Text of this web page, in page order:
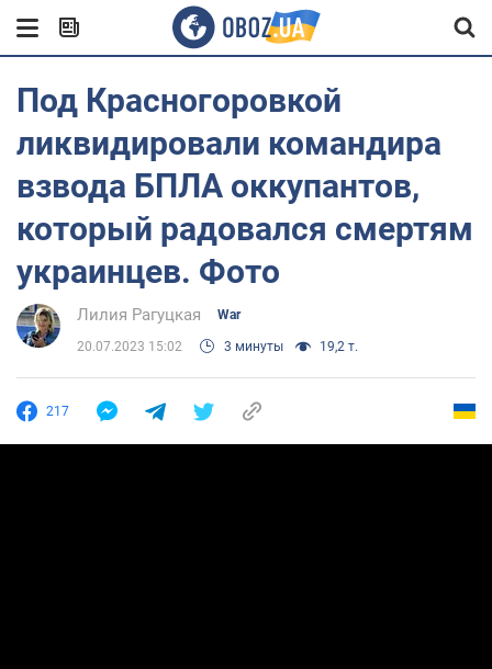
Под Красногоровкой
ликвидировали командира
взвода БПЛА оккупантов,
который радовался смертям
украинцев. Фото
Лилия Рагуцкая War
20.07.2023 15:02 3 минуты 19,2 т.
217